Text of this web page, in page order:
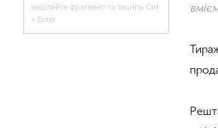
виділяйте фрагмент та тисніть Ctrl
+ Enter